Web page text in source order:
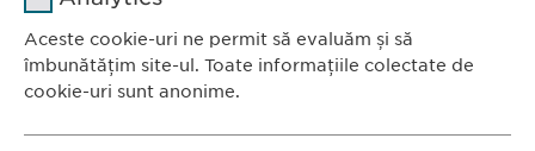
Ewopharma România SRL
Bulevardul Primăverii 19-21
Stochează setările consimțite de
Aceste cookie-uri ne permit să evaluăm și să
îmbunătățim site-ul. Toate informațiile colectate de
cookie-uri sunt anonime.